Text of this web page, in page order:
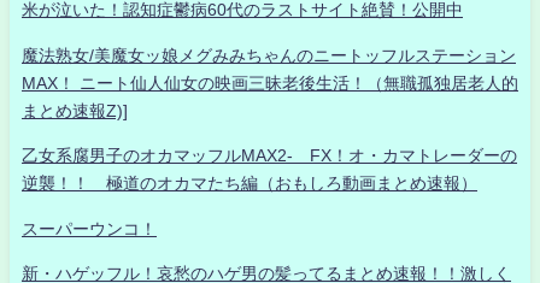
米が泣いた！認知症鬱病60代のラストサイト絶賛！公開中
魔法熟女/美魔女ッ娘メグみみちゃんのニートッフルステーション
MAX！ ニート仙人仙女の映画三昧老後生活！（無職孤独居老人的
まとめ速報Z)]
乙女系腐男子のオカマッフルMAX2- FX！オ・カマトレーダーの
逆襲！！ 極道のオカマたち編（おもしろ動画まとめ速報）
スーパーウンコ！
新・ハゲッフル！哀愁のハゲ男の髪ってるまとめ速報！！激しく